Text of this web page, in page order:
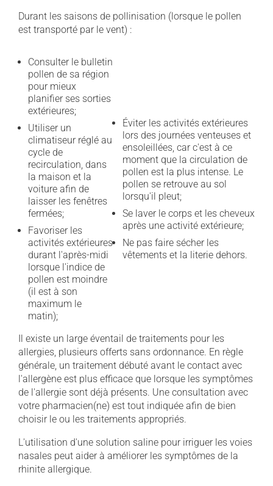
Durant les saisons de pollinisation (lorsque le pollen
est transporté par le vent) :
Consulter le bulletin
pollen de sa région
pour mieux
planifier ses sorties
extérieures;
Utiliser un
climatiseur réglé au
cycle de
recirculation, dans
la maison et la
voiture afin de
laisser les fenêtres
fermées;
Favoriser les
activités extérieures
durant l'après-midi
lorsque l'indice de
pollen est moindre
(il est à son
maximum le
matin);
Éviter les activités extérieures
lors des journées venteuses et
ensoleillées, car c'est à ce
moment que la circulation de
pollen est la plus intense. Le
pollen se retrouve au sol
lorsqu'il pleut;
Se laver le corps et les cheveux
après une activité extérieure;
Ne pas faire sécher les
vêtements et la literie dehors.
Il existe un large éventail de traitements pour les
allergies, plusieurs offerts sans ordonnance. En règle
générale, un traitement débuté avant le contact avec
l'allergène est plus efficace que lorsque les symptômes
de l'allergie sont déjà présents. Une consultation avec
votre pharmacien(ne) est tout indiquée afin de bien
choisir le ou les traitements appropriés.
L'utilisation d'une solution saline pour irriguer les voies
nasales peut aider à améliorer les symptômes de la
rhinite allergique.